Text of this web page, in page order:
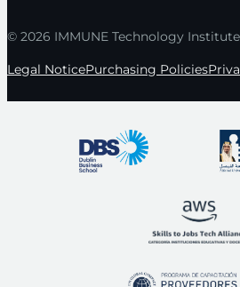
© 2026 IMMUNE Technology
Legal NoticePurchasing Policies